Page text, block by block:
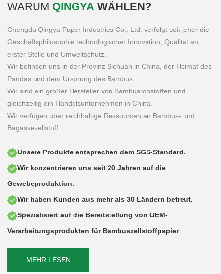
WARUM QINGYA WÄHLEN?
Chengdu Qingya Paper Industries Co., Ltd. verfolgt seit jeher die
Geschäftsphilosophie technologischer Innovation, Qualität an
erster Stelle und Umweltschutz.
Wir befinden uns in der Provinz Sichuan in China, der Heimat des
Pandas und dem Ursprung des Bambus.
Wir sind ein großer Hersteller von Bambusrohstoffen und
gleichzeitig ein Handelsunternehmen in China.
Wir verfügen über reichhaltige Ressourcen an Bambus- und
Bagassezellstoff.
Unsere Produkte entsprechen dem SGS-Standard.
Wir konzentrieren uns seit 20 Jahren auf die
Gewebeproduktion.
Wir haben Kunden aus mehr als 30 Ländern betreut.
Spezialisiert auf die Bereitstellung von OEM-
Verarbeitungsprodukten für Bambuszellstoffpapier
MEHR LESEN